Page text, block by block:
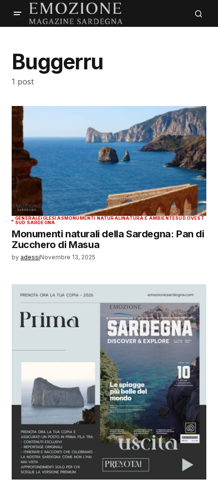
Buggerru
1 post
GENERALEIGLESIASMONUMENTI NATURALINATURA E AMBIENTESUD OVEST
SUD SARDEGNA
Monumenti naturali della Sardegna: Pan di
Zucchero di Masua
by adessiNovembre 13, 2025